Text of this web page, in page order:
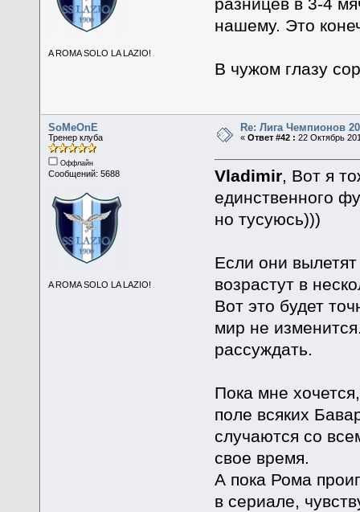
A ROMA SOLO LA LAZIO!
нашему. Это
В чужом глазу
SoMeOnE
Тренер клуба
Оффлайн
Сообщений: 5688
A ROMA SOLO LA LAZIO!
Re: Лига Чемпионов
«Ответ #42 : 22 Октябрь
Vladimir, Вот я
единственного
но тусуюсь)))
Если они
возрастут в
Вот это будет
мир не
рассуждать.
Пока мне
поле всяких
случаются со
свое время.
А пока Рома
в сериале,